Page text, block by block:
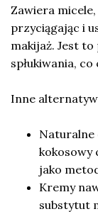
Zawiera
przyciągając i
makijaż. Jest
spłukiwania,
Inne
Naturalne
kokosowy
jako
Kremy
substytut